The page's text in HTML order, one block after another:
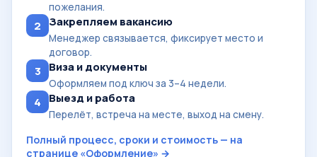
пожелания.
2 Закрепляем вакансию
Менеджер связывается, фиксирует место и
договор.
3 Виза и документы
Оформляем под ключ за 3–4 недели.
4 Выезд и работа
Перелёт, встреча на месте, выход на смену.
Полный процесс, сроки и стоимость — на
странице «Оформление» →